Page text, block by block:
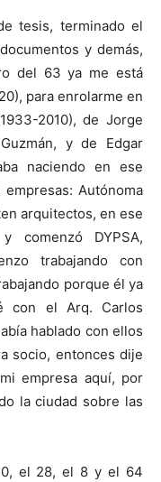
tesis, terminado el
y demás,
del 63 ya me está
para enrolarme en
2010), de Jorge
y de Edgar
naciendo en ese
Autónoma
arquitectos, en ese
comenzó DYPSA,
trabajando con
porque él ya
con el Arq. Carlos
hablado con ellos
socio, entonces dije
empresa aquí, por
la ciudad sobre las
el 28, el 8 y el 64